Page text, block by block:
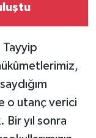
Tayyip
o utanç verici
Bir yıl sonra